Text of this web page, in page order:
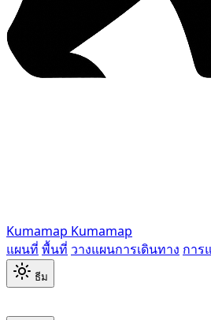
Kumamap Kumamap
แผนที่ พื้นที่ วางแผนการเดินทาง การ
ธีม